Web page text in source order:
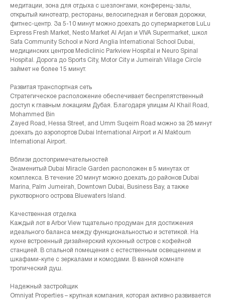
медитации, зона для отдыха с шезлонгами, конференц-залы,
открытый кинотеатр, рестораны, велосипедная и беговая дорожки,
фитнес-центр. За 5-10 минут можно доехать до супермаркетов LuLu
Express Fresh Market, Nesto Market Al Arjan и VIVA Supermarket, школ
Safa Community School и Nord Anglia International School Dubai,
медицинских центров Mediclinic Parkview Hospital и Neuro Spinal
Hospital. Дорога до Sports City, Motor City и Jumeirah Village Circle
займет не более 15 минут.
Развитая транспортная сеть
Стратегическое расположение обеспечивает беспрепятственный
доступ к главным локациям Дубая. Благодаря улицам Al Khail Road,
Mohammed Bin
Zayed Road, Hessa Street, and Umm Suqeim Road можно за 28 минут
доехать до аэропортов Dubai International Airport и Al Maktoum
International Airport.
Вблизи достопримечательностей
Знаменитый Dubai Miracle Garden расположен в 5 минутах от
комплекса. В течение 20 минут можно доехать до районов Dubai
Marina, Palm Jumeirah, Downtown Dubai, Business Bay, а также
рукотворного острова Bluewaters Island.
Качественная отделка
Каждый лот в Arbor View тщательно продуман для достижения
идеального баланса между функциональностью и эстетикой. На
кухне встроенный дизайнерский кухонный остров с кофейной
станцией. В спальной помещения с естественным освещением и
шкафами-купе с зеркалами и комодами. В ванной комнате
тропический душ.
Надежный застройщик
Omniyat Properties – крупная компания, которая активно развивается